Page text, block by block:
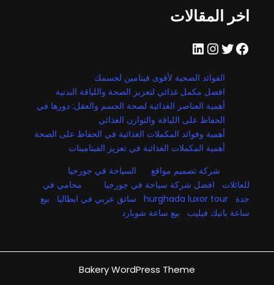
اخر المقالات
فيسبوك تويتر إنستجرام لينكد إن
الفوائد الصحية لأقوى فيتامين لجسمك
افضل مكمل غذائي لتعزيز الصحة واللياقة البدنية
أهمية العناصر الغذائية لصحة الجسم والعقل: دورها في
الحفاظ على اللياقة والتوازن الغذائي
أهمية وفوائد المكملات الغذائية في الحفاظ على الصحة
أهمية المكملات الغذائية في تعزيز الفيتامينات
شركة تصميم مواقع
السياحة في جورجيا
للعائلات
افضل شركة سياحة في جورجيا
محامي في
جدة
hurghada luxor tour سائق عربي في ايطاليا
بيع
ساعة باتيك فيليب
بيع ساعة شوبارد
Bakery WordPress Theme